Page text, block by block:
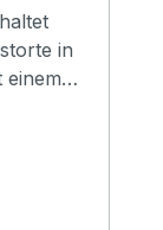
in
einem